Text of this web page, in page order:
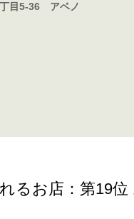
丁目5-36 アベノ
るお店：第19